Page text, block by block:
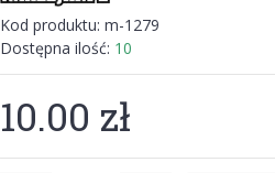
Kod produktu: m-1279
Dostępna ilość: 10
10.00 zł